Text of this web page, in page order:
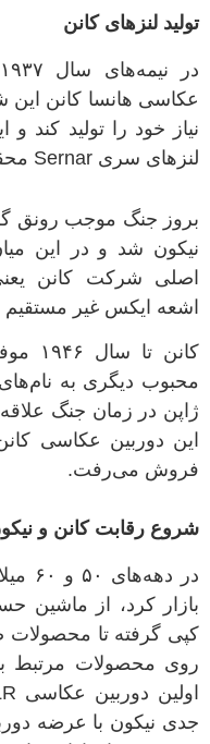
تولید لنزهای کانن
در نیمه‌های سال ۱۹۳۷
عکاسی هانسا کانن
نیاز خود را تولید کند
لنزهای سری Sernar
بروز جنگ موجب رونق
نیکون شد و در این
اصلی شرکت کانن
اشعه ایکس غیر مستقیم
کانن تا سال ۱۹۴۶
محبوب دیگری به نام‌های
ژاپن در زمان جنگ
این دوربین عکاسی
فروش می‌رفت.
شروع رقابت کانن و
در دهه‌های ۵۰ و ۶۰
بازار کرد، از ماشین
کپی گرفته تا محصولات
روی محصولات مرتبط
اولین دوربین عکاسی
جدی نیکون با عرضه